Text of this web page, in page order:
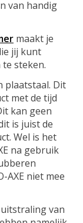
van handig
maakt je
jij kunt
steken.
plaatstaal. Dit
met de tijd
kan geen
is juist de
Wel is het
na gebruik
AXE niet mee
van